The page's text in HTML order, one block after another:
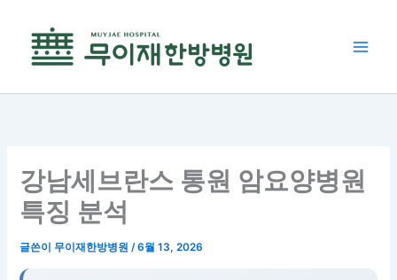
건
강남세브란스 통원 암요양병원
특징 분석
글쓴이 무이재한방병원/6월 13, 2026